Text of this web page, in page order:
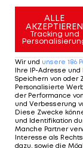
Am Weg
Sechs Siege
gegenüber.
Von den
einige
hartes
"Finale ist ein
ALLE
AKZEPTIEREN
Tracking und
Wir und unsere 186
Ihre IP-Adresse
Speichern von oder
Personalisierte
der Performance
und Verbesserung
Diese Zwecke
und Identifikation
Manche Partner
Interesse als
dazu, sowie die